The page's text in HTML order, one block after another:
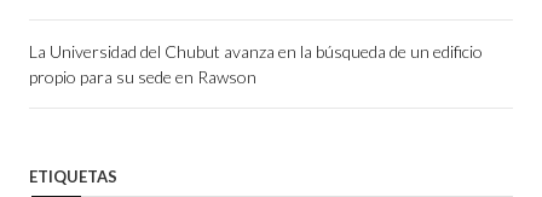
La Universidad del Chubut avanza en la búsqueda de un edificio
propio para su sede en Rawson
ETIQUETAS